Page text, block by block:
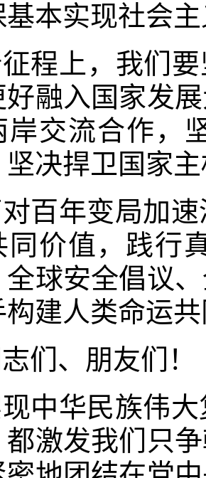
基本实现社会
程上，我们
好融入国家发
岸交流合作，
坚决捍卫国家
百年变局加
同价值，践行
全球安全倡议
构建人类命运
们、朋友们！
中华民族伟
都激发我们只